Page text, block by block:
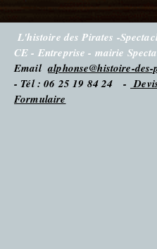
L'histoire des Pirates -
CE - Entreprise - mairie
Emailalphonse@histoire-
- Tél : 06 25 19 84 24 -
Formulaire